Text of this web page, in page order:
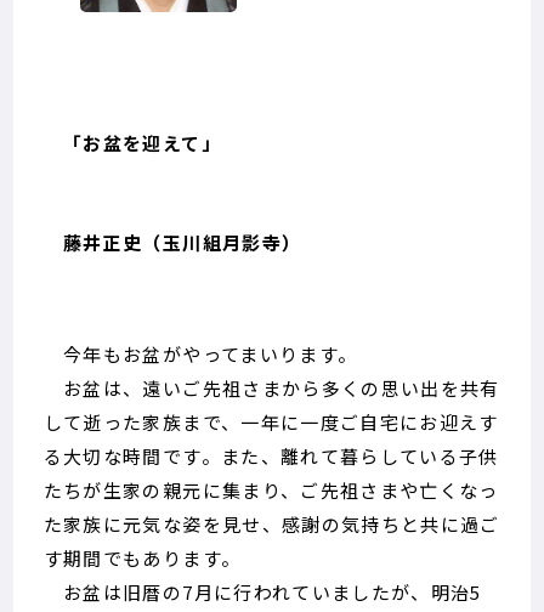
「お盆を迎えて」
藤井正史（玉川組月影寺）
今年もお盆がやってまいります。
お盆は、遠いご先祖さまから多くの思い出を共有
して逝った家族まで、一年に一度ご自宅にお迎えす
る大切な時間です。また、離れて暮らしている子供
たちが生家の親元に集まり、ご先祖さまや亡くなっ
た家族に元気な姿を見せ、感謝の気持ちと共に過ご
す期間でもあります。
お盆は旧暦の7月に行われていましたが、明治5